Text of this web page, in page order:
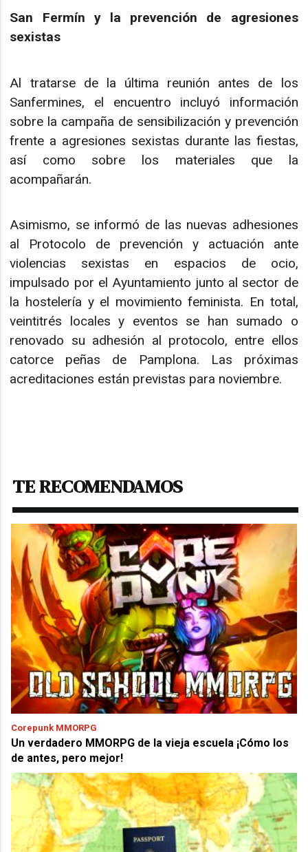
San Fermín y la prevención de agresiones
sexistas
Al tratarse de la última reunión antes de los
Sanfermines, el encuentro incluyó información
sobre la campaña de sensibilización y prevención
frente a agresiones sexistas durante las fiestas,
así como sobre los materiales que la
acompañarán.
Asimismo, se informó de las nuevas adhesiones
al Protocolo de prevención y actuación ante
violencias sexistas en espacios de ocio,
impulsado por el Ayuntamiento junto al sector de
la hostelería y el movimiento feminista. En total,
veintitrés locales y eventos se han sumado o
renovado su adhesión al protocolo, entre ellos
catorce peñas de Pamplona. Las próximas
acreditaciones están previstas para noviembre.
TE RECOMENDAMOS
Corepunk MMORPG
Un verdadero MMORPG de la vieja escuela ¡Cómo los
de antes, pero mejor!